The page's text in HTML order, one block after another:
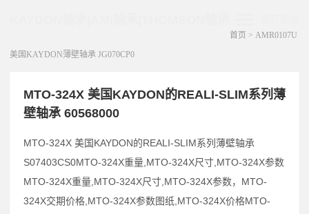
首页 > AMR0107U
美国KAYDON薄壁轴承 JG070CP0
MTO-324X 美国KAYDON的REALI-SLIM系列薄
壁轴承 60568000
MTO-324X 美国KAYDON的REALI-SLIM系列薄壁轴承
S07403CS0MTO-324X重量,MTO-324X尺寸,MTO-324X参数
MTO-324X重量,MTO-324X尺寸,MTO-324X参数，MTO-
324X交期价格,MTO-324X参数图纸,MTO-324X价格MTO-